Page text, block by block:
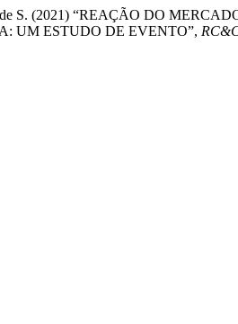
de S. (2021) “REAÇÃO DO
UM ESTUDO DE EVENTO”,